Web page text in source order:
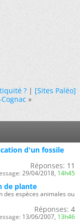
?|[Sites Paléo]
»
d'un fossile
Réponses: 11
29/04/2018, 14h45
de plante
des espèces animales ou
Réponses: 4
13/06/2007, 13h46